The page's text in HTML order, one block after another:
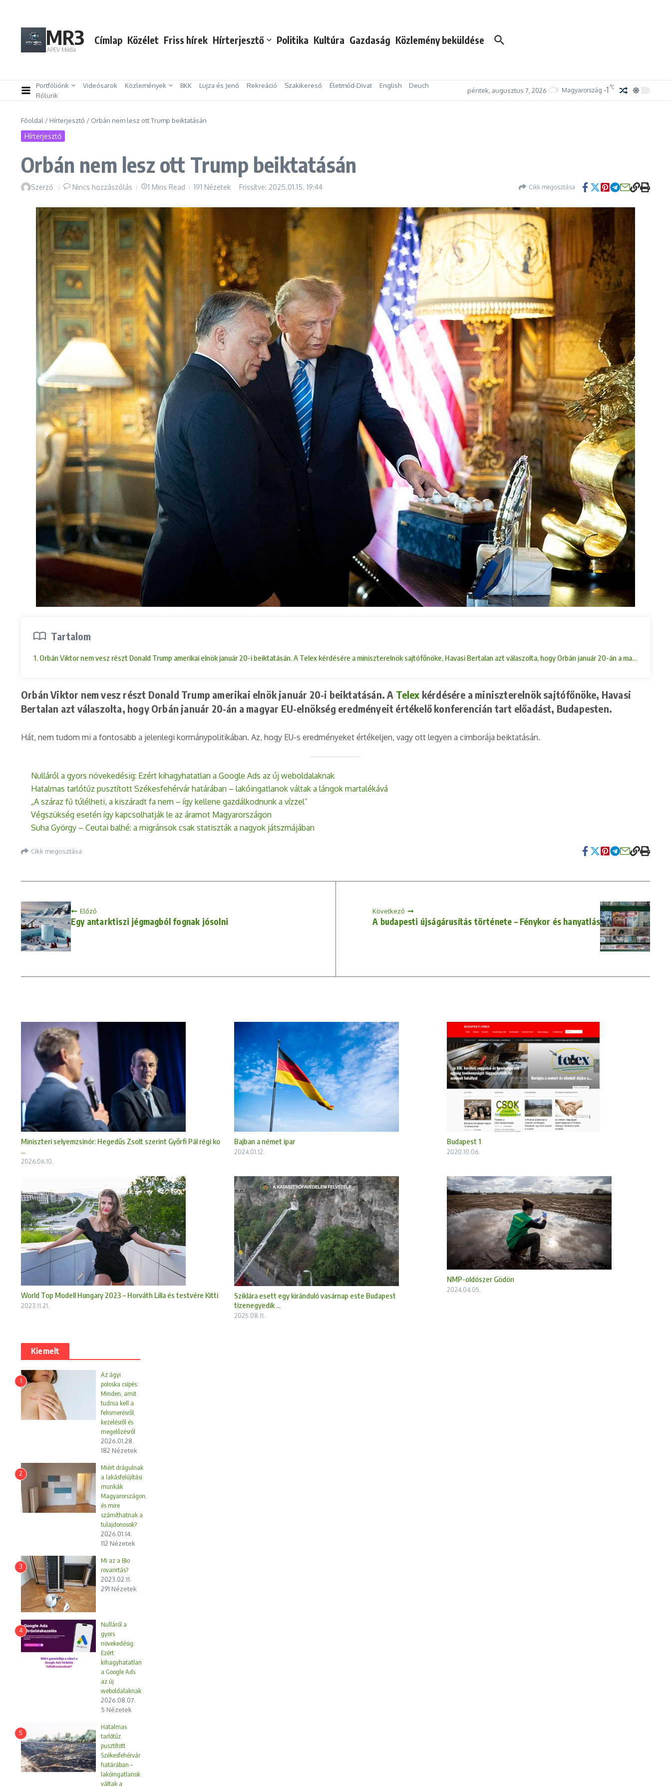
MR3
APEV Média
Címlap Közélet Friss hírek Hírterjesztő Politika Kultúra Gazdaság Közlemény beküldése
Portfóliónk Videósarok Közlemények BKK Lujza és Jenő Rekreáció Szakikereső Életmód-Divat English
Deuch
Rólunk
péntek, augusztus 7, 2026 Magyarország -1 °C
Főoldal / Hírterjesztő / Orbán nem lesz ott Trump beiktatásán
Hírterjesztő
Orbán nem lesz ott Trump beiktatásán
Szerző Nincs hozzászólás 1 Mins Read 191 Nézetek Frissítve: 2025.01.15. 19:44 Cikk megosztása
Tartalom
1. Orbán Viktor nem vesz részt Donald Trump amerikai elnök január 20-i beiktatásán. A Telex kérdésére a miniszterelnök sajtófőnöke, Havasi Bertalan azt válaszolta, hogy Orbán január 20-án a magyar EU-
Orbán Viktor nem vesz részt Donald Trump amerikai elnök január 20-i beiktatásán. A Telex kérdésére a miniszterelnök sajtófőnöke, Havasi
Bertalan azt válaszolta, hogy Orbán január 20-án a magyar EU-elnökség eredményeit értékelő konferencián tart előadást, Budapesten.
Hát, nem tudom mi a fontosabb a jelenlegi kormánypolitikában. Az, hogy EU-s eredményeket értékeljen, vagy ott legyen a cimborája beiktatásán.
Nulláról a gyors növekedésig: Ezért kihagyhatatlan a Google Ads az új weboldalaknak
Hatalmas tarlótűz pusztított Székesfehérvár határában – lakóingatlanok váltak a lángok martalékává
„A száraz fű túlélheti, a kiszáradt fa nem – így kellene gazdálkodnunk a vízzel”
Végszükség esetén így kapcsolhatják le az áramot Magyarországon
Suha György – Ceutai balhé: a migránsok csak statiszták a nagyok játszmájában
Cikk megosztása
Előző
Egy antarktiszi jégmagból fognak jósolni
Következő
A budapesti újságárusítás története – Fénykor és hanyatlás
Miniszteri selyemzsinór: Hegedűs Zsolt szerint Győrfi Pál régi ko
...
2026.06.10.
Bajban a német ipar
2024.01.12.
Budapest 1
2020.10.06.
World Top Modell Hungary 2023 – Horváth Lilla és testvére Kitti
2023.11.21.
Sziklára esett egy kiránduló vasárnap este Budapest
tizenegyedik ...
2025.08.11.
NMP-oldószer Gödön
2024.04.05.
Kiemelt
1
Az ágyi
poloska csípés:
Minden, amit
tudnia kell a
felismerésről,
kezelésről és
megelőzésről
2026.01.28.
182 Nézetek
2
Miért drágulnak
a lakásfelújítási
munkák
Magyarországon,
és mire
számíthatnak a
tulajdonosok?
2026.01.14.
112 Nézetek
3
Mi az a Bio
rovarirtás?
2023.02.11.
291 Nézetek
4
Nulláról a
gyors
növekedésig:
Ezért
kihagyhatatlan
a Google Ads
az új
weboldalaknak
2026.08.07.
5 Nézetek
5
Hatalmas
tarlótűz
pusztított
Székesfehérvár
határában –
lakóingatlanok
váltak a